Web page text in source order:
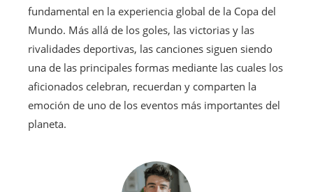
fundamental en la experiencia global de la Copa del
Mundo. Más allá de los goles, las victorias y las
rivalidades deportivas, las canciones siguen siendo
una de las principales formas mediante las cuales los
aficionados celebran, recuerdan y comparten la
emoción de uno de los eventos más importantes del
planeta.